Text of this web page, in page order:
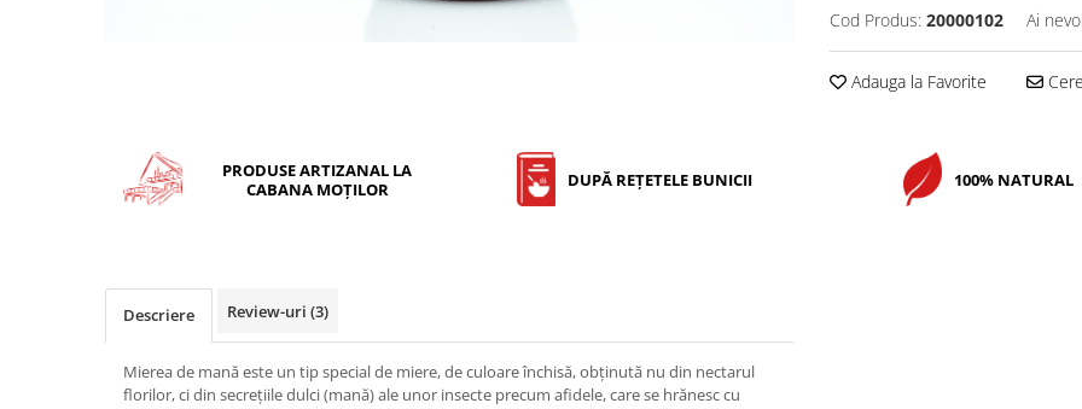
Cod Produs: 20000102 Ai
Adauga la Favorite
PRODUSE ARTIZANAL LA
CABANA MOȚILOR
DUPĂ REȚETELE BUNICII 100% NATURAL
Descriere Review-uri (3)
Mierea de mană este un tip special de miere, de culoare închisă, obținută nu din nectarul
florilor, ci din secrețiile dulci (mană) ale unor insecte precum afidele, care se hrănesc cu